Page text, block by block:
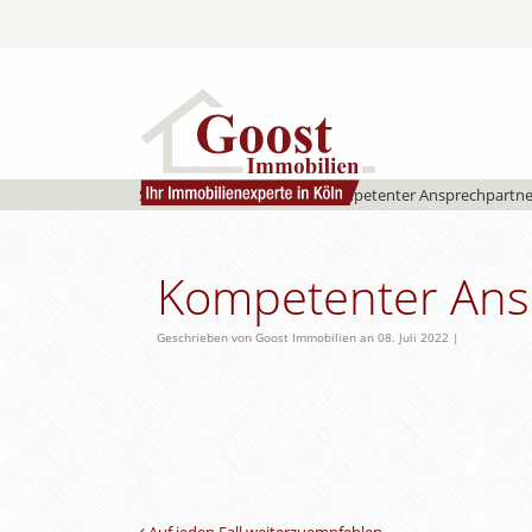
Start»Kundenstimmen»Kompetenter
Kompetenter
Geschrieben von Goost Immobilien an 08. Juli 2022 |